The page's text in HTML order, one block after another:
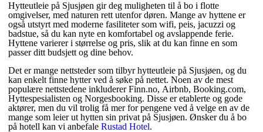
Hytteutleie på Sjusjøen gir deg muligheten til å bo i flotte
omgivelser, med naturen rett utenfor døren. Mange av hyttene er
også utstyrt med moderne fasiliteter som wifi, peis, jacuzzi og
badstue, så du kan nyte en komfortabel og avslappende ferie.
Hyttene varierer i størrelse og pris, slik at du kan finne en som
passer ditt budsjett og dine behov.
Det er mange nettsteder som tilbyr hytteutleie på Sjusjøen, og du
kan enkelt finne hytter ved å søke på nettet. Noen av de mest
populære nettstedene inkluderer Finn.no, Airbnb, Booking.com,
Hyttespesialisten og Norgesbooking. Disse er etablerte og gode
aktører, men du vil trolig få mer for pengene ved å velge en av de
mange som leier ut hytten sin privat på Sjusjøen. Ønsker du å bo
på hotell kan vi anbefaleRustad Hotel.